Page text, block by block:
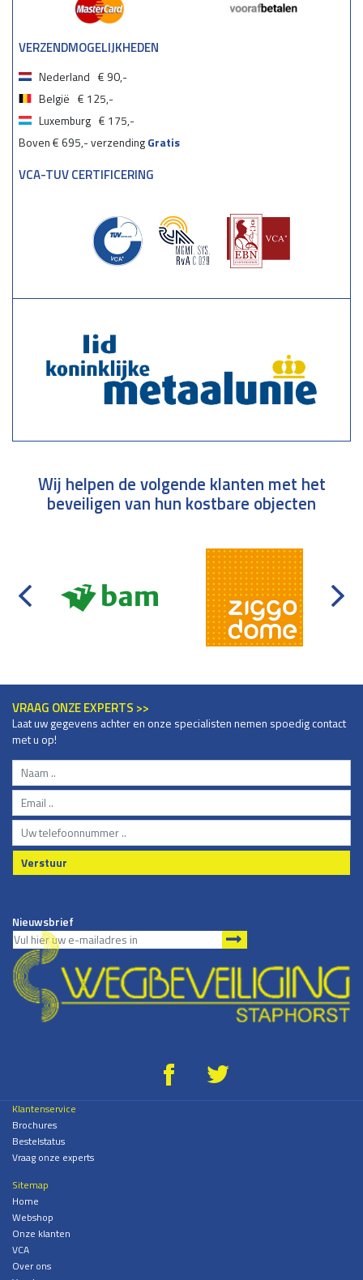
VERZENDMOGELIJKHEDEN
Nederland € 90,-
België € 125,-
Luxemburg € 175,-
Boven € 695,- verzendingGratis
VCA-TUV CERTIFICERING
Wij helpen de volgende klanten met het
beveiligen van hun kostbare objecten
VRAAG ONZE EXPERTS >>
Laat uw gegevens achter en onze specialisten nemen spoedig contact
met u op!
Verstuur
Nieuwsbrief
g *
Klantenservice
Brochures
Bestelstatus
Vraag onze experts
Sitemap
Home
Webshop
Onze klanten
VCA
Over ons